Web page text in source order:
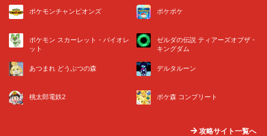
ポケモンチャンピオンズ ポケポケ
ポケモン スカーレット・バイオレ
ット
ゼルダの伝説 ティアーズオブザ・
キングダム
あつまれ どうぶつの森 デルタルーン
桃太郎電鉄2 ポケ森 コンプリート
攻略サイト一覧へ